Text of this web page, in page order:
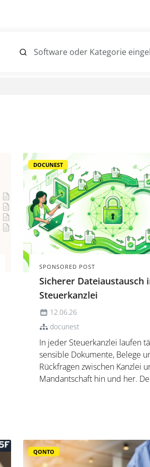
DOCUNEST
SPONSORED POST
Sicherer Dateiaustausch
Steuerkanzlei
12.06.26
docunest
In jeder Steuerkanzlei laufen
sensible Dokumente, Belege
Rückfragen zwischen Kanzlei
Mandantschaft hin und her.
besonders relevant sind und
QONTO